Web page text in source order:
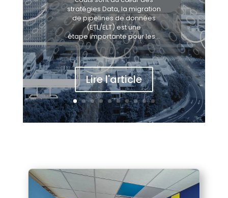
stratégies Data, la migration
de pipelines de données
(ETL/ELT) est une
étape importante pour les...
Lire l'article